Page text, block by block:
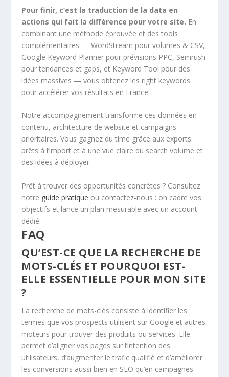
Pour finir, c’est la traduction de la data en
actions qui fait la différence pour votre site. En
combinant une méthode éprouvée et des tools
complémentaires — WordStream pour volumes & CSV,
Google Keyword Planner pour prévisions PPC, Semrush
pour tendances et gaps, et Keyword Tool pour des
idées massives — vous obtenez les right keywords
pour accélérer vos résultats en France.
Notre accompagnement transforme ces données en
contenu, architecture de website et campaigns
prioritaires. Vous gagnez du time grâce aux exports
prêts à l’import et à une vue claire du search volume et
des idées à déployer.
Prêt à trouver des opportunités concrètes ? Consultez
notre guide pratique ou contactez‑nous : on cadre vos
objectifs et lance un plan mesurable avec un account
dédié.
FAQ
QU’EST-CE QUE LA RECHERCHE DE
MOTS-CLÉS ET POURQUOI EST-
ELLE ESSENTIELLE POUR MON SITE
?
La recherche de mots-clés consiste à identifier les
termes que vos prospects utilisent sur Google et autres
moteurs pour trouver des produits ou services. Elle
permet d’aligner vos pages sur l’intention des
utilisateurs, d’augmenter le trafic qualifié et d’améliorer
les conversions aussi bien en SEO qu’en campagnes